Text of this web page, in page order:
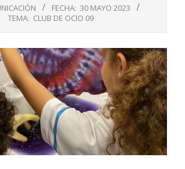
FECHA: 30 MAYO 2023
TEMA: CLUB DE OCIO 09